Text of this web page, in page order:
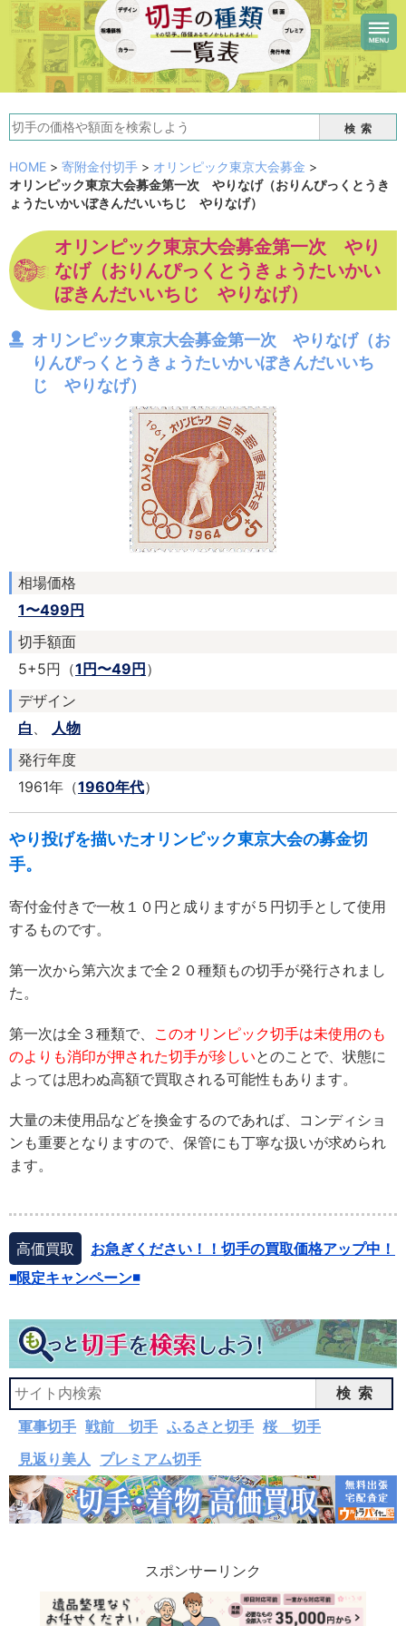
検索
HOME > 寄附金付切手 > オリンピック東京大会募金 >
オリンピック東京大会募金第一次 やりなげ（おりんぴっくとうき
ょうたいかいぼきんだいいちじ やりなげ）
オリンピック東京大会募金第一次 やり
なげ（おりんぴっくとうきょうたいかい
ぼきんだいいちじ やりなげ）
オリンピック東京大会募金第一次 やりなげ（お
りんぴっくとうきょうたいかいぼきんだいいち
じ やりなげ）
相場価格
1〜499円
切手額面
5+5円（1円〜49円 ）
デザイン
白 、 人物
発行年度
1961年（1960年代）
やり投げを描いたオリンピック東京大会の募金切
手。
寄付金付きで一枚１０円と成りますが５円切手として使用
するものです。
第一次から第六次まで全２０種類もの切手が発行されまし
た。
第一次は全３種類で、 このオリンピック切手は未使用のも
のよりも消印が押された切手が珍しいとのことで、状態に
よっては思わぬ高額で買取される可能性もあります。
大量の未使用品などを換金するのであれば、コンディショ
ンも重要となりますので、保管にも丁寧な扱いが求められ
ます。
高価買取
お急ぎください！！切手の買取価格アップ中！
◾️限定キャンペーン◾️
検索
軍事切手 戦前 切手 ふるさと切手 桜 切手
見返り美人 プレミアム切手
スポンサーリンク